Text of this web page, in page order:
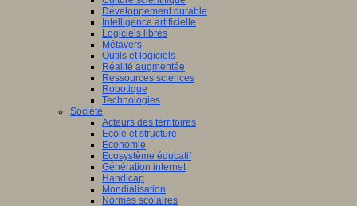
Développement durable
Intelligence artificielle
Logiciels libres
Métavers
Outils et logiciels
Réalité augmentée
Ressources sciences
Robotique
Technologies
Société
Acteurs des territoires
Ecole et structure
Economie
Ecosystème éducatif
Génération internet
Handicap
Mondialisation
Normes scolaires